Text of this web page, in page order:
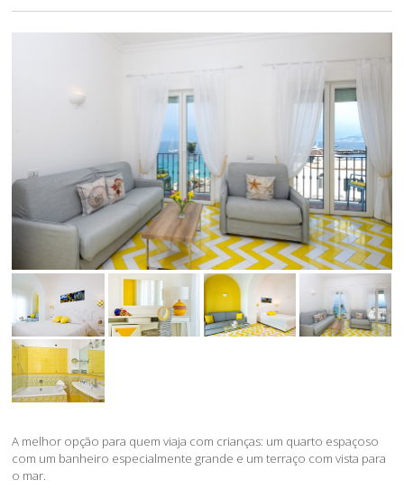
A melhor opção para quem viaja com crianças: um quarto espaçoso
com um banheiro especialmente grande e um terraço com vista para
o mar.